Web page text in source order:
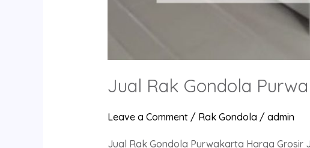
Jual Rak Gondola
Leave a Comment / Rak Gondola / admin
Jual Rak Gondola Purwakarta Harga